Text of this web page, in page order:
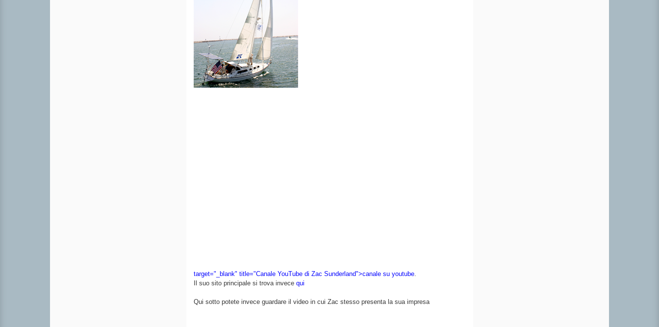
target="_blank" title="Canale YouTube di Zac Sunderland">canale su youtube.
Il suo sito principale si trova invece qui
Qui sotto potete invece guardare il video in cui Zac stesso presenta la sua impresa